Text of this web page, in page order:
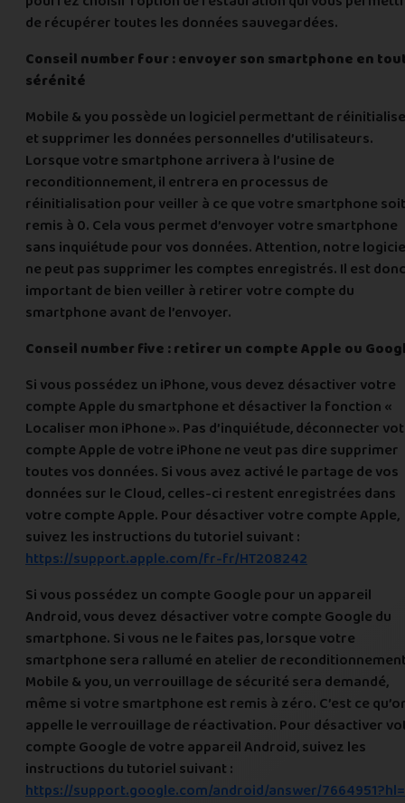
de récupérer toutes les données sauvegardées.
Conseil number four : envoyer son smartphone en
sérénité
Mobile & you possède un logiciel permettant de
et supprimer les données personnelles d’utilisateurs.
Lorsque votre smartphone arrivera à l’usine de
reconditionnement, il entrera en processus de
réinitialisation pour veiller à ce que votre smartphone
remis à 0. Cela vous permet d’envoyer votre smartphone
sans inquiétude pour vos données. Attention, notre
ne peut pas supprimer les comptes enregistrés. Il est
important de bien veiller à retirer votre compte du
smartphone avant de l’envoyer.
Conseil number five : retirer un compte Apple ou
Si vous possédez un iPhone, vous devez désactiver votre
compte Apple du smartphone et désactiver la fonction «
Localiser mon iPhone ». Pas d’inquiétude, déconnecter
compte Apple de votre iPhone ne veut pas dire supprimer
toutes vos données. Si vous avez activé le partage de vos
données sur le Cloud, celles-ci restent enregistrées dans
votre compte Apple. Pour désactiver votre compte Apple,
suivez les instructions du tutoriel suivant :
https://support.apple.com/fr-fr/HT208242
Si vous possédez un compte Google pour un appareil
Android, vous devez désactiver votre compte Google du
smartphone. Si vous ne le faites pas, lorsque votre
smartphone sera rallumé en atelier de
Mobile & you, un verrouillage de sécurité sera demandé,
même si votre smartphone est remis à zéro. C’est ce
appelle le verrouillage de réactivation. Pour désactiver
compte Google de votre appareil Android, suivez les
instructions du tutoriel suivant :
https://support.google.com/android/answer/